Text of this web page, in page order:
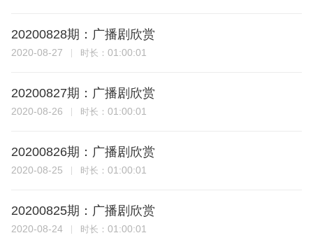
20200828期：广播剧欣赏
2020-08-27 时长： 01:00:01
20200827期：广播剧欣赏
2020-08-26 时长： 01:00:01
20200826期：广播剧欣赏
2020-08-25 时长： 01:00:01
20200825期：广播剧欣赏
2020-08-24 时长： 01:00:01